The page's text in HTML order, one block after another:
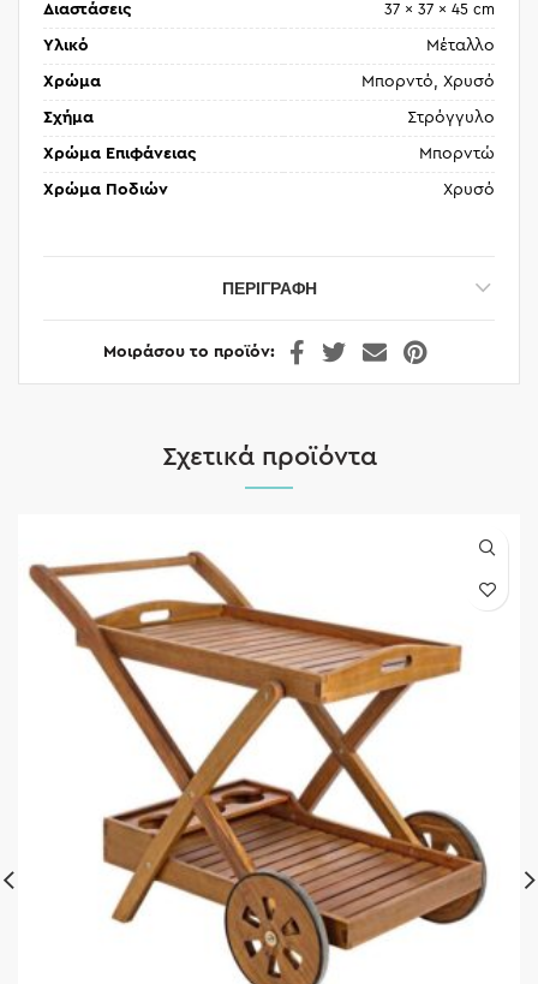
Διαστάσεις 37 × 37 × 45 cm
Υλικό Μέταλλο
Χρώμα Μπορντό, Χρυσό
Σχήμα Στρόγγυλο
Χρώμα Επιφάνειας Μπορντώ
Χρώμα Ποδιών Χρυσό
ΠΕΡΙΓΡΑΦΉ
Μοιράσου το προϊόν
Σχετικά προϊόντα